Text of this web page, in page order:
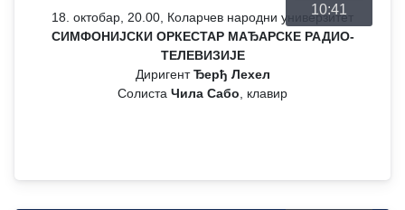
10:41
18. октобар, 20.00, Коларчев народни универзитет
СИМФОНИЈСКИ ОРКЕСТАР МАЂАРСКЕ РАДИО-
ТЕЛЕВИЗИЈЕ
ДиригентЂерђ Лехел
Солиста Чила Сабо , клавир